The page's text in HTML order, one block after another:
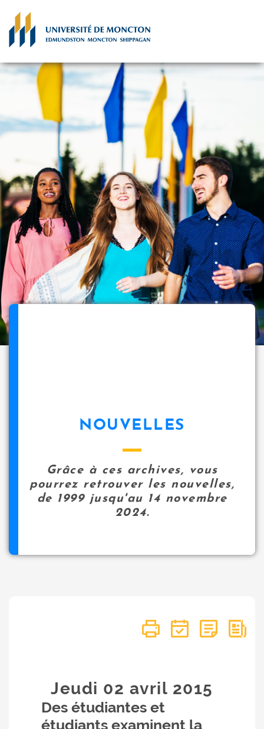
NOUVELLES
Grâce à ces archives, vous
pourrez retrouver les nouvelles,
de 1999 jusqu'au 14 novembre
2024.
Jeudi 02 avril 2015
Des étudiantes et
étudiants examinent la